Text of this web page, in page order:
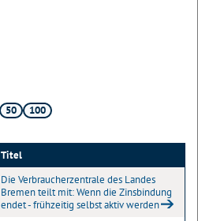
50 100
Titel
Die Verbraucherzentrale des Landes
Bremen teilt mit: Wenn die Zinsbindung
endet - frühzeitig selbst aktiv werden